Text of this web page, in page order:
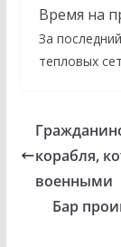
Время на
За
тепловых
корабля,
военными
Бар